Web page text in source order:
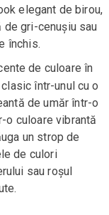
elegant de birou,
de gri-cenușiu sau
închis.
de culoare în
într-unul cu o
de umăr într-o
o culoare vibrantă
un strop de
de culori
sau roșul